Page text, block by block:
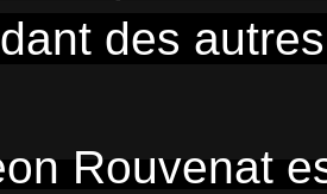
des
Rouvenat